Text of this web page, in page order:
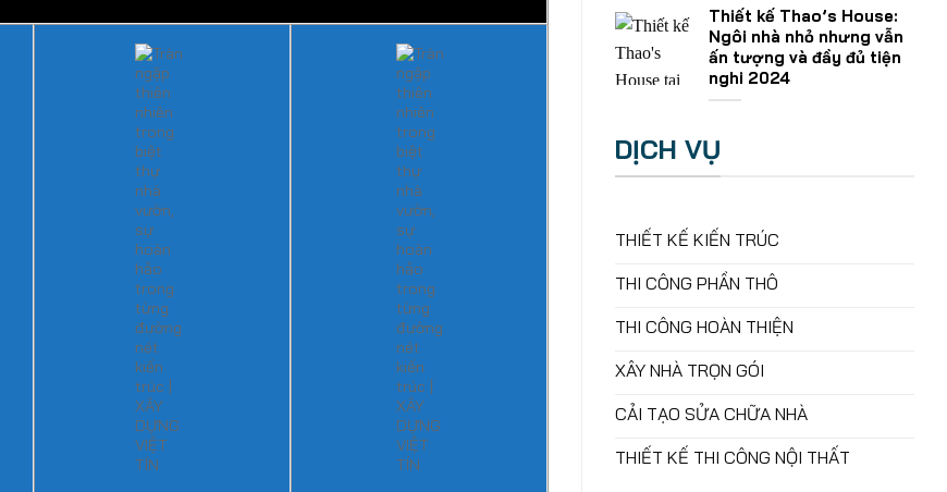
Thiết kế Thao’s House:
Ngôi nhà nhỏ nhưng vẫn
ấn tượng và đầy đủ tiện
nghi 2024
DỊCH VỤ
THIẾT KẾ KIẾN TRÚC
THI CÔNG PHẦN THÔ
THI CÔNG HOÀN THIỆN
XÂY NHÀ TRỌN GÓI
CẢI TẠO SỬA CHỮA NHÀ
THIẾT KẾ THI CÔNG NỘI THẤT